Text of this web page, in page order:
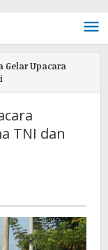
Gelar Upacara
TNI dan